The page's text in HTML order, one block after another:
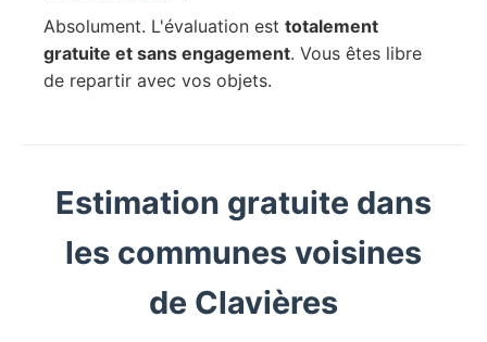
Absolument. L'évaluation est totalement
gratuite et sans engagement. Vous êtes libre
de repartir avec vos objets.
Estimation gratuite dans
les communes voisines
de Clavières